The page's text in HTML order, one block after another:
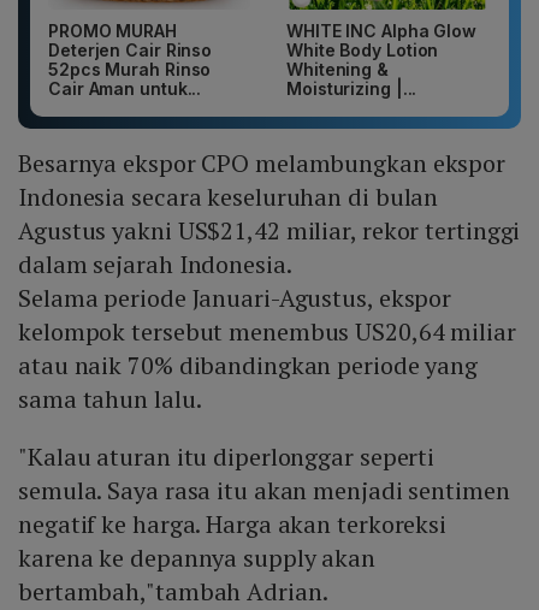
PROMO MURAH
Deterjen Cair Rinso
52pcs Murah Rinso
Cair Aman untuk...
WHITE INC Alpha Glow
White Body Lotion
Whitening &
Moisturizing |...
Besarnya ekspor CPO melambungkan ekspor
Indonesia secara keseluruhan di bulan
Agustus yakni US$21,42 miliar, rekor tertinggi
dalam sejarah Indonesia.
Selama periode Januari-Agustus, ekspor
kelompok tersebut menembus US20,64 miliar
atau naik 70% dibandingkan periode yang
sama tahun lalu.
"Kalau aturan itu diperlonggar seperti
semula. Saya rasa itu akan menjadi sentimen
negatif ke harga. Harga akan terkoreksi
karena ke depannya supply akan
bertambah,"tambah Adrian.